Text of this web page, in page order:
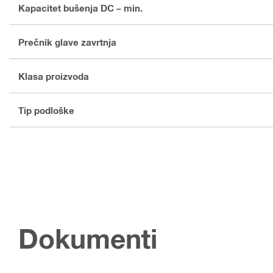
Kapacitet bušenja DC – min.
Prečnik glave zavrtnja
Klasa proizvoda
Tip podloške
Dokumenti